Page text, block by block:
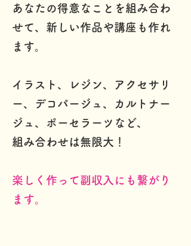
あなたの得意なことを組み合わ
せて、新しい作品や講座も作れ
ます。
イラスト、レジン、アクセサリ
ー、デコパージュ、カルトナー
ジュ、ポーセラーツなど、
組み合わせは無限大！
楽しく作って副収入にも繋がり
ます。